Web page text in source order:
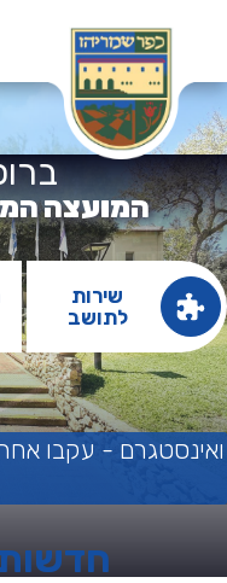
המועצה
המועצה
שירות
לתושב
- עקבו